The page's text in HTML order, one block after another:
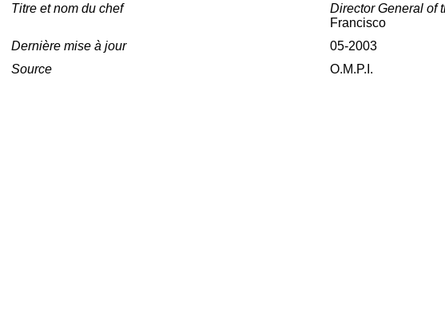
Titre et nom du chef
Director General of
Francisco
Dernière mise à jour
05-2003
Source
O.M.P.I.